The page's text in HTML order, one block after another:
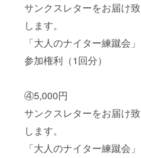
サンクスレターをお届け致
します。
「大人のナイター練蹴会」
参加権利（1回分）
④5,000円
サンクスレターをお届け致
します。
「大人のナイター練蹴会」